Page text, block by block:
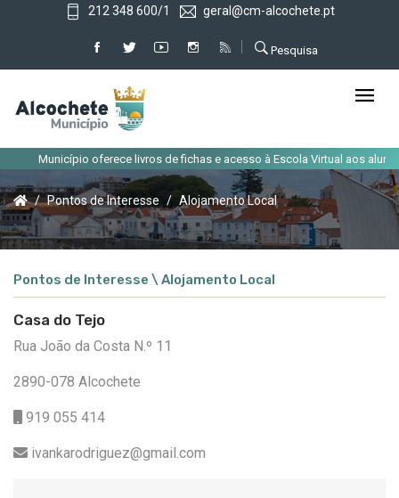
212 348 600/1 geral@cm-alcochete.pt
Pesquisa
Município oferece livros de fichas e acesso à Escola Virtual aos alunos
Pontos de Interesse Alojamento Local
Pontos de Interesse \ Alojamento Local
Casa do Tejo
Rua João da Costa N.º 11
2890-078 Alcochete
919 055 414
ivankarodriguez@gmail.com